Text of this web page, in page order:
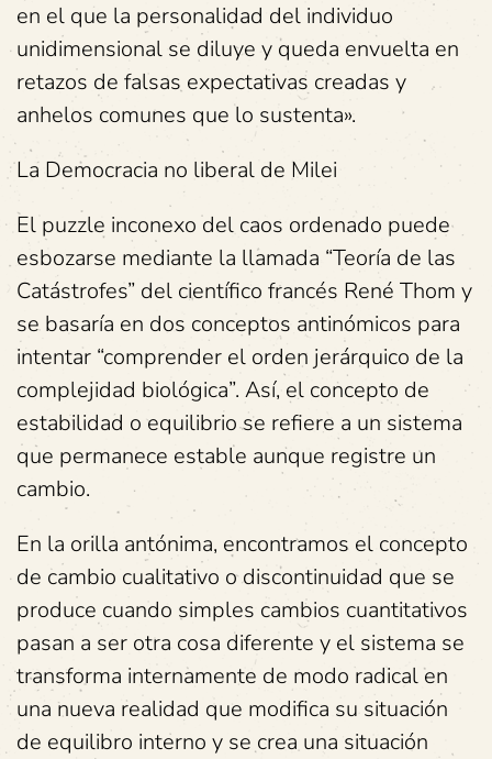
en el que la personalidad del individuo
unidimensional se diluye y queda envuelta en
retazos de falsas expectativas creadas y
anhelos comunes que lo sustenta».
La Democracia no liberal de Milei
El puzzle inconexo del caos ordenado puede
esbozarse mediante la llamada “Teoría de las
Catástrofes” del científico francés René Thom y
se basaría en dos conceptos antinómicos para
intentar “comprender el orden jerárquico de la
complejidad biológica”. Así, el concepto de
estabilidad o equilibrio se refiere a un sistema
que permanece estable aunque registre un
cambio.
En la orilla antónima, encontramos el concepto
de cambio cualitativo o discontinuidad que se
produce cuando simples cambios cuantitativos
pasan a ser otra cosa diferente y el sistema se
transforma internamente de modo radical en
una nueva realidad que modifica su situación
de equilibro interno y se crea una situación